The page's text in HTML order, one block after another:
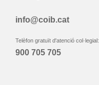
info@coib.cat
Telèfon gratuït d'atenció col·legial:
900 705 705